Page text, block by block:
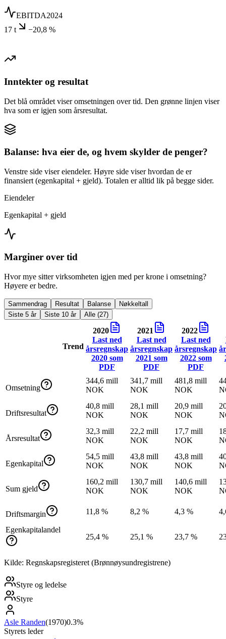
EBITDA2024
17 t
−20,8 %
Inntekter og resultat
Det blå området viser omsetningen over tid. Den grønne linjen viser
hva som er igjen som årsresultat.
Balanse: hva eier de, og hvem skylder de penger?
Venstre side viser eiendeler. Høyre side viser hvordan de er
finansiert (egenkapital + gjeld). Totalen er alltid lik på begge sider.
Eiendeler
Egenkapital + gjeld
Marginer over tid
Hvor mye sitter virksomheten igjen med per krone i omsetning?
Høyere er bedre.
Sammendrag Resultat Balanse
Nøkkeltall
Siste 5 år
Siste 10 år Alle (27)
Trend
2020
Last ned
årsregnskap
2020som
PDF
2021
Last ned
årsregnskap
2021 som
PDF
2022
Last ned
årsregnskap
2022som
PDF
Omsetning
344,6 mill
NOK
341,7 mill
NOK
481,8 mill
NOK
Driftsresultat
40,8 mill
NOK
28,1 mill
NOK
20,9 mill
NOK
Årsresultat
32,3 mill
NOK
22,2 mill
NOK
17,7 mill
NOK
Egenkapital
54,5 mill
NOK
43,8 mill
NOK
43,8 mill
NOK
Sum gjeld
160,2 mill
NOK
130,7 mill
NOK
140,6 mill
NOK
Driftsmargin 11,8 % 8,2 % 4,3 %
Egenkapitalandel
25,4 %
25,1 % 23,7 %
Kilde: Regnskapsregisteret (Brønnøysundregistrene)
Styre og ledelse
Styre
Asle Randen(1970)0.3%
Styrets leder